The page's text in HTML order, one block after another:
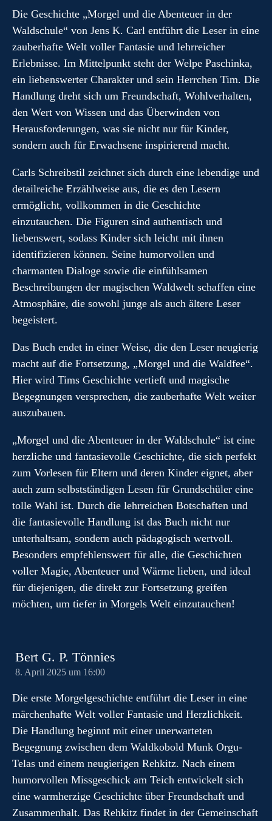
Die Geschichte „Morgel und die Abenteuer in der
Waldschule“ von Jens K. Carl entführt die Leser in eine
zauberhafte Welt voller Fantasie und lehrreicher
Erlebnisse. Im Mittelpunkt steht der Welpe Paschinka,
ein liebenswerter Charakter und sein Herrchen Tim. Die
Handlung dreht sich um Freundschaft, Wohlverhalten,
den Wert von Wissen und das Überwinden von
Herausforderungen, was sie nicht nur für Kinder,
sondern auch für Erwachsene inspirierend macht.
Carls Schreibstil zeichnet sich durch eine lebendige und
detailreiche Erzählweise aus, die es den Lesern
ermöglicht, vollkommen in die Geschichte
einzutauchen. Die Figuren sind authentisch und
liebenswert, sodass Kinder sich leicht mit ihnen
identifizieren können. Seine humorvollen und
charmanten Dialoge sowie die einfühlsamen
Beschreibungen der magischen Waldwelt schaffen eine
Atmosphäre, die sowohl junge als auch ältere Leser
begeistert.
Das Buch endet in einer Weise, die den Leser neugierig
macht auf die Fortsetzung, „Morgel und die Waldfee“.
Hier wird Tims Geschichte vertieft und magische
Begegnungen versprechen, die zauberhafte Welt weiter
auszubauen.
„Morgel und die Abenteuer in der Waldschule“ ist eine
herzliche und fantasievolle Geschichte, die sich perfekt
zum Vorlesen für Eltern und deren Kinder eignet, aber
auch zum selbstständigen Lesen für Grundschüler eine
tolle Wahl ist. Durch die lehrreichen Botschaften und
die fantasievolle Handlung ist das Buch nicht nur
unterhaltsam, sondern auch pädagogisch wertvoll.
Besonders empfehlenswert für alle, die Geschichten
voller Magie, Abenteuer und Wärme lieben, und ideal
für diejenigen, die direkt zur Fortsetzung greifen
möchten, um tiefer in Morgels Welt einzutauchen!
Bert G. P. Tönnies
8. April 2025 um 16:00
Die erste Morgelgeschichte entführt die Leser in eine
märchenhafte Welt voller Fantasie und Herzlichkeit.
Die Handlung beginnt mit einer unerwarteten
Begegnung zwischen dem Waldkobold Munk Orgu-
Telas und einem neugierigen Rehkitz. Nach einem
humorvollen Missgeschick am Teich entwickelt sich
eine warmherzige Geschichte über Freundschaft und
Zusammenhalt. Das Rehkitz findet in der Gemeinschaft